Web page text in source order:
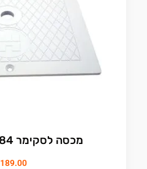
מכסה לסקימר 1084 Hayward
189.00